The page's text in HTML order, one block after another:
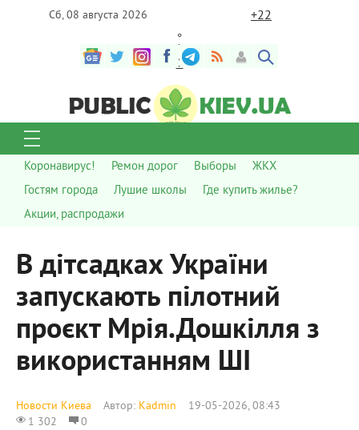
Сб, 08 августа 2026 +22
°
C
Коронавирус! Ремон дорог Выборы
ЖКХ
Гостям города
Лушие школы
Где купить жилье?
Акции, распродажи
В дітсадках України
запускають пілотний
проєкт Мрія.Дошкілля з
використанням ШІ
Новости Киева Автор: Kadmin
19-05-2026, 08:43
1 302
0